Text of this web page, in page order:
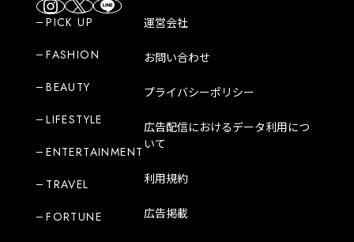
PICK UP
FASHION
BEAUTY
LIFESTYLE
ENTERTAINMENT
TRAVEL
FORTUNE
運営会社
お問い合わせ
プライバシーポリシー
広告配信におけるデータ利用につ
いて
利用規約
広告掲載